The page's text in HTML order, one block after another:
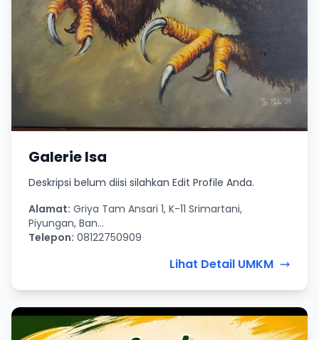
Galerie Isa
Deskripsi belum diisi silahkan Edit Profile Anda.
Alamat: Griya Tam Ansari 1, K-11 Srimartani,
Piyungan, Ban...
Telepon: 08122750909
Lihat Detail UMKM